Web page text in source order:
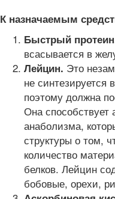
К назначаемым
Быстрый
всасывается в
Лейцин. Это
не синтезируется
поэтому должна
Она способствует
анаболизма,
структуры о том,
количество
белков. Лейцин
бобовые, орехи,